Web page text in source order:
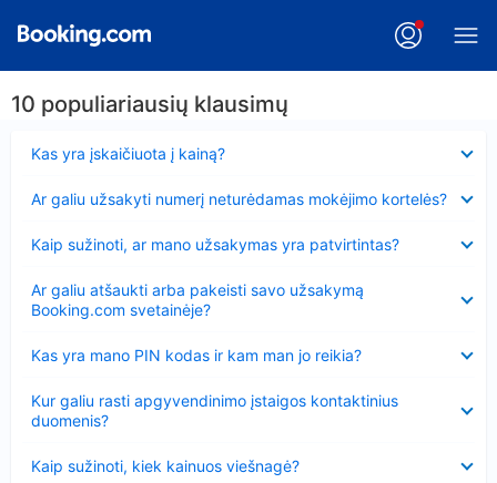
10 populiariausių klausimų
Kas yra įskaičiuota į kainą?
Ar galiu užsakyti numerį neturėdamas mokėjimo kortelės?
Kaip sužinoti, ar mano užsakymas yra patvirtintas?
Ar galiu atšaukti arba pakeisti savo užsakymą
Booking.com svetainėje?
Kas yra mano PIN kodas ir kam man jo reikia?
Kur galiu rasti apgyvendinimo įstaigos kontaktinius
duomenis?
Kaip sužinoti, kiek kainuos viešnagė?